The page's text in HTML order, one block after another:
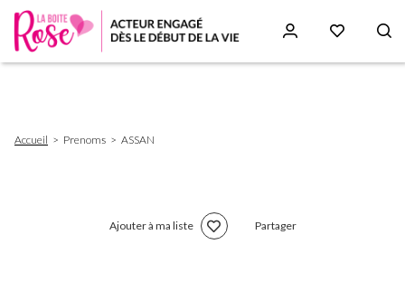
d'Ariane
Accueil Prenoms ASSAN
Ajouter à ma liste Partager